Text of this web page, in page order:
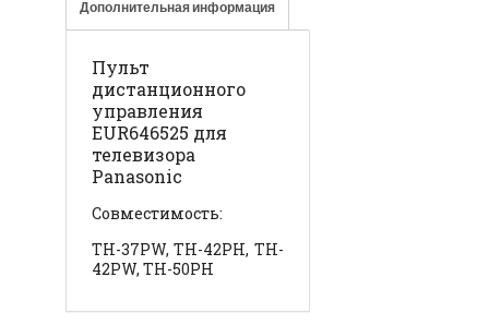
Дополнительная информация
Пульт
дистанционного
управления
EUR646525 для
телевизора
Panasonic
Совместимость:
TH-37PW, TH-42PH, TH-
42PW, TH-50PH